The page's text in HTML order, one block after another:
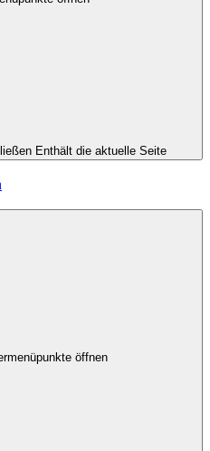
Enthält die aktuelle Seite
öffnen